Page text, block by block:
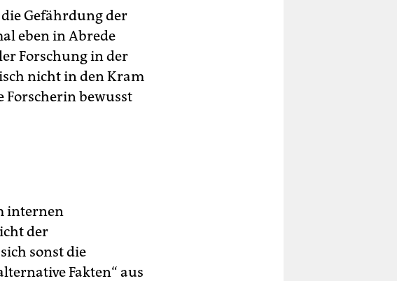
­Gefährdung der
eben in Abrede
Forschung in der
nicht in den Kram
Forscherin bewusst
internen
der
sonst die
Fakten“ aus